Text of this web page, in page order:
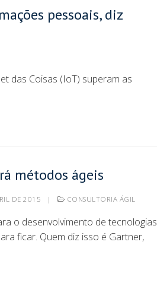
pessoais, diz
das Coisas (IoT) superam as
métodos ágeis
DE 2015 | CONSULTORIA ÁGIL
o desenvolvimento de tecnologias
ficar. Quem diz isso é Gartner,